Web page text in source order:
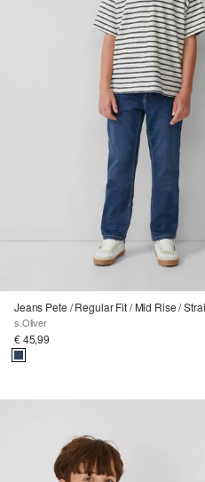
Jeans Pete / Regular Fit / Mid Rise /
s.Oliver
€ 45,99